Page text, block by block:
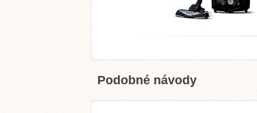
Podobné návody